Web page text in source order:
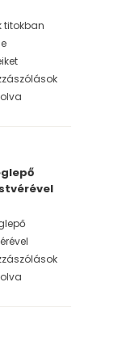
titokban